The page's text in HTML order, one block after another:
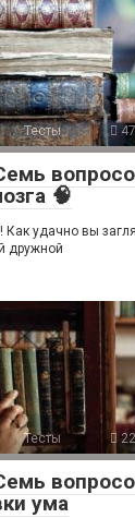
Тесты
🧠
Как удачно вы
дружной
Тесты
ума